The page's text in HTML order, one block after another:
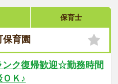
保育士
保育園
ンク復帰歓迎☆勤務時間
ＯＫ♪